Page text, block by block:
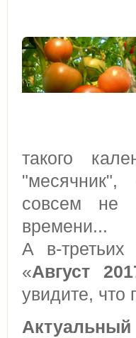
такого
совсем не
времени...
А в-третьих
«Август
увидите, что
Актуальный